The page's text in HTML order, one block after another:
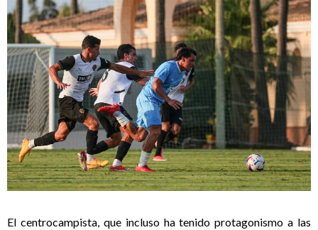
El centrocampista, que incluso ha tenido protagonismo a las